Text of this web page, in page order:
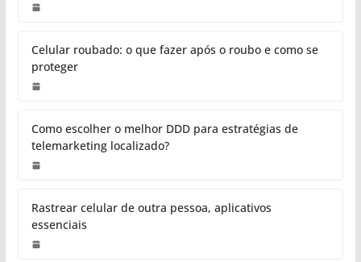
Celular roubado: o que fazer após o roubo e como se
proteger
Como escolher o melhor DDD para estratégias de
telemarketing localizado?
Rastrear celular de outra pessoa, aplicativos
essenciais